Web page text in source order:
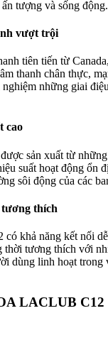
tượng và sống động.
vượt trội
tiên tiến từ
thanh chân thực,
những giai
cao
sản xuất từ
suất hoạt động ổn
sôi động của các
tương thích
khả năng kết nối
thời tương thích với
dùng linh hoạt trong
LACLUB C12